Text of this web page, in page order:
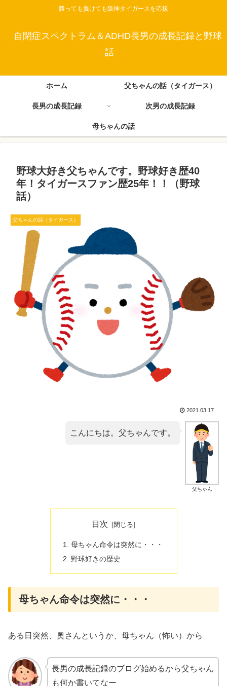
勝っても負けても阪神タイガースを応援
自閉症スペクトラム＆ADHD長男の成長記録と野球
話
ホーム 父ちゃんの話（タイガース）
長男の成長記録 次男の成長記録
母ちゃんの話
野球大好き父ちゃんです。野球好き歴40
年！タイガースファン歴25年！！（野球
話）
父ちゃんの話（タイガース）
2021.03.17
父ちゃん
こんにちは。父ちゃんです。
目次
母ちゃん命令は突然に・・・
野球好きの歴史
母ちゃん命令は突然に・・・
ある日突然、奥さんというか、母ちゃん（怖い）から
長男の成長記録のブログ始めるから父ちゃん
も何か書いてなー